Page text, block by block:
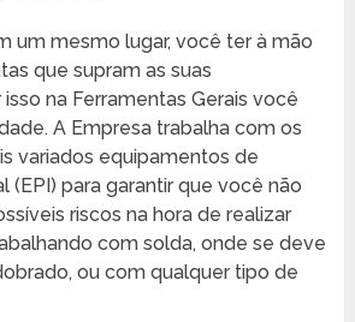
um mesmo lugar, você ter à mão
que supram as suas
na Ferramentas Gerais você
A Empresa trabalha com os
variados equipamentos de
(EPI) para garantir que você não
riscos na hora de realizar
com solda, onde se deve
ou com qualquer tipo de